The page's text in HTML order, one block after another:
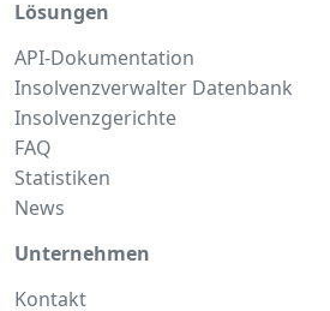
Lösungen
API-Dokumentation
Insolvenzverwalter Datenbank
Insolvenzgerichte
FAQ
Statistiken
News
Unternehmen
Kontakt